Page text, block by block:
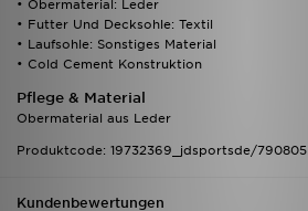
• Obermaterial: Leder
• Futter Und Decksohle: Textil
• Laufsohle: Sonstiges Material
• Cold Cement Konstruktion
Pflege & Material
Obermaterial aus Leder
Produktcode: 19732369_jdsportsde/790805
Kundenbewertungen